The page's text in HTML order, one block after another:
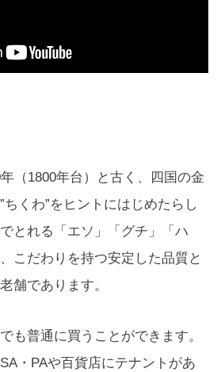
（1800年台）と古く、四国の金
くわ”をヒントにはじめたらし
とれる「エソ」「グチ」「ハ
こだわりを持つ安定した品質と
舗であります。
も普通に買うことができます。
・PAや百貨店にテナントがあ